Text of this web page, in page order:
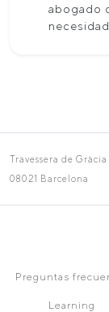
abogado
Travessera de Gràcia
08021 Barcelona
Preguntas
Learning